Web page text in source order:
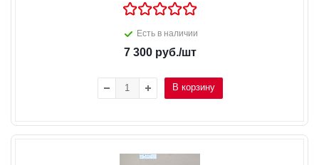
Есть в наличии
7 300руб./шт
В корзину